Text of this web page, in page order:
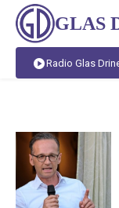
GLAS
Radio Glas